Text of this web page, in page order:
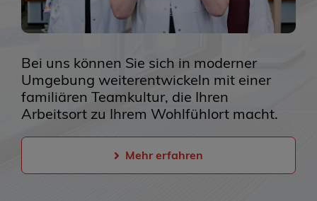
Bei uns können Sie sich in moderner
Umgebung weiterentwickeln mit einer
familiären Teamkultur, die Ihren
Arbeitsort zu Ihrem Wohlfühlort macht.
Mehr erfahren